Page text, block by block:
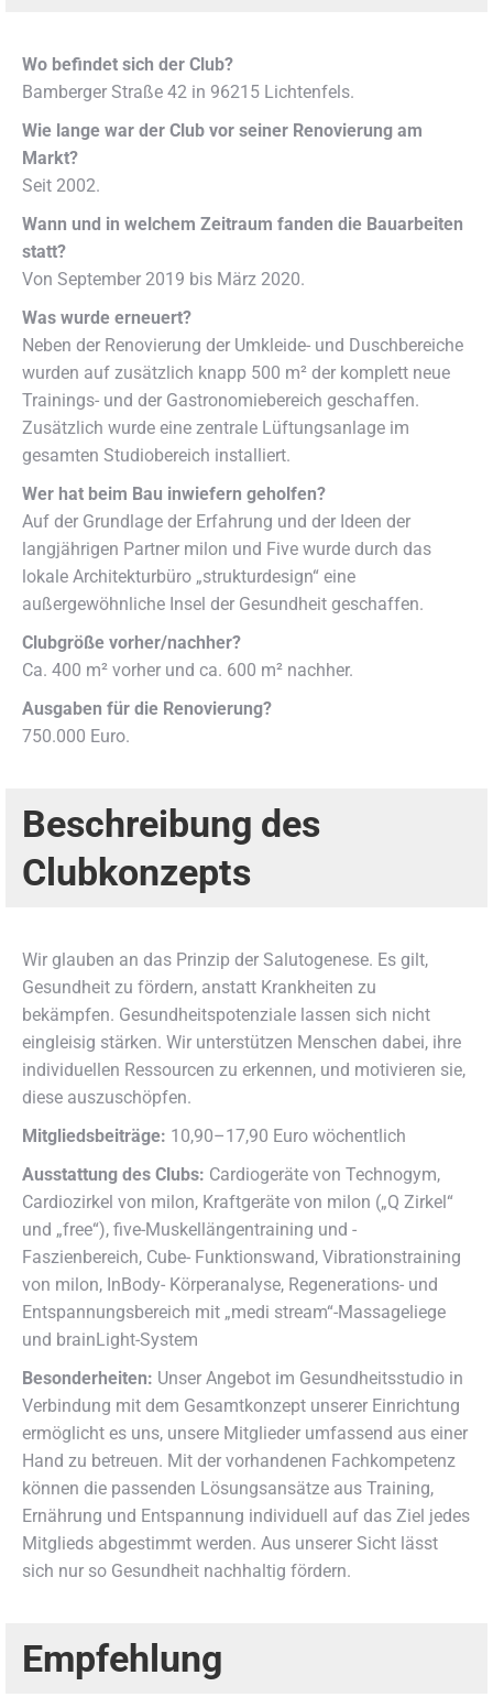
Wo befindet sich der Club?
Bamberger Straße 42 in 96215 Lichtenfels.
Wie lange war der Club vor seiner Renovierung am
Markt?
Seit 2002.
Wann und in welchem Zeitraum fanden die Bauarbeiten
statt?
Von September 2019 bis März 2020.
Was wurde erneuert?
Neben der Renovierung der Umkleide- und Duschbereiche
wurden auf zusätzlich knapp 500 m² der komplett neue
Trainings- und der Gastronomiebereich geschaffen.
Zusätzlich wurde eine zentrale Lüftungsanlage im
gesamten Studiobereich installiert.
Wer hat beim Bau inwiefern geholfen?
Auf der Grundlage der Erfahrung und der Ideen der
langjährigen Partner milon und Five wurde durch das
lokale Architekturbüro „strukturdesign“ eine
außergewöhnliche Insel der Gesundheit geschaffen.
Clubgröße vorher/nachher?
Ca. 400 m² vorher und ca. 600 m² nachher.
Ausgaben für die Renovierung?
750.000 Euro.
Beschreibung des
Clubkonzepts
Wir glauben an das Prinzip der Salutogenese. Es gilt,
Gesundheit zu fördern, anstatt Krankheiten zu
bekämpfen. Gesundheitspotenziale lassen sich nicht
eingleisig stärken. Wir unterstützen Menschen dabei, ihre
individuellen Ressourcen zu erkennen, und motivieren sie,
diese auszuschöpfen.
Mitgliedsbeiträge: 10,90–17,90 Euro wöchentlich
Ausstattung des Clubs: Cardiogeräte von Technogym,
Cardiozirkel von milon, Kraftgeräte von milon („Q Zirkel“
und „free“), five-Muskellängentraining und -
Faszienbereich, Cube- Funktionswand, Vibrationstraining
von milon, InBody- Körperanalyse, Regenerations- und
Entspannungsbereich mit „medi stream“-Massageliege
und brainLight-System
Besonderheiten: Unser Angebot im Gesundheitsstudio in
Verbindung mit dem Gesamtkonzept unserer Einrichtung
ermöglicht es uns, unsere Mitglieder umfassend aus einer
Hand zu betreuen. Mit der vorhandenen Fachkompetenz
können die passenden Lösungsansätze aus Training,
Ernährung und Entspannung individuell auf das Ziel jedes
Mitglieds abgestimmt werden. Aus unserer Sicht lässt
sich nur so Gesundheit nachhaltig fördern.
Empfehlung